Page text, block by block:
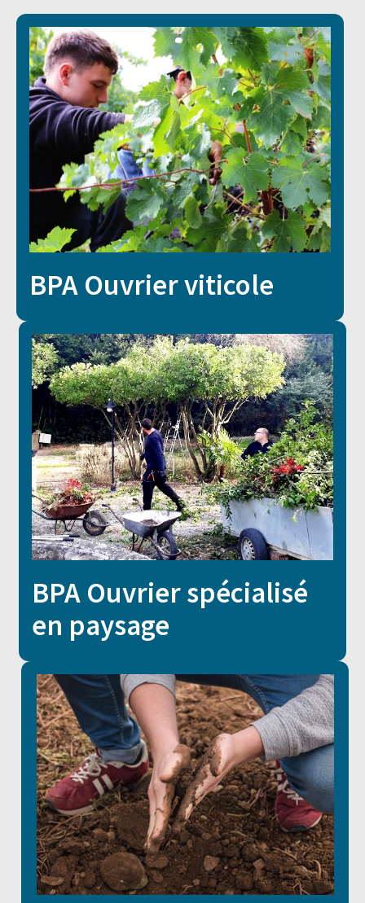
BPA Ouvrier viticole
BPA Ouvrier spécialisé
en paysage